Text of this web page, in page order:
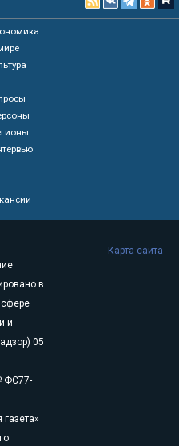
в
и
05
ФС77-
Карта сайта